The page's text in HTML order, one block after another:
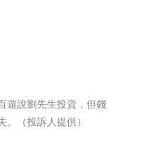
遊說劉先生投資，但錢
（投訴人提供）